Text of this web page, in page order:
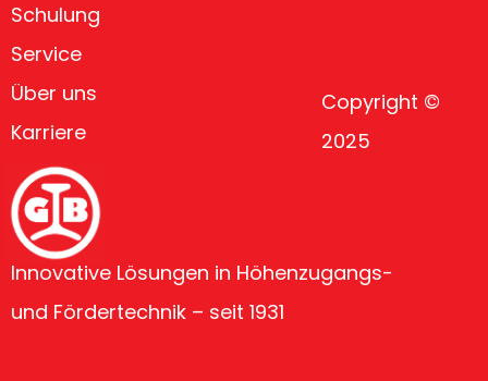
Innovative Lösungen in Höhenzugangs-
und Fördertechnik – seit 1931
Schulung
Service
Über uns
Karriere
Copyright ©
2025